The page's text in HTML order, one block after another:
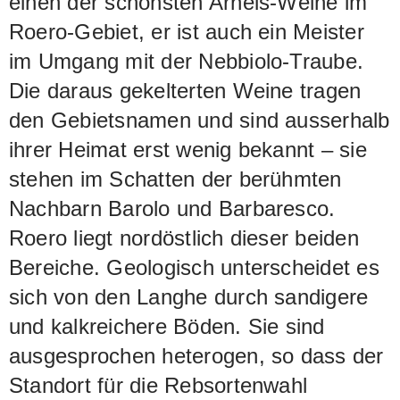
Roero-Gebiet, er ist auch ein Meister
im Umgang mit der Nebbiolo-Traube.
Die daraus gekelterten Weine tragen
den Gebietsnamen und sind ausserhalb
ihrer Heimat erst wenig bekannt – sie
stehen im Schatten der berühmten
Nachbarn Barolo und Barbaresco.
Roero liegt nordöstlich dieser beiden
Bereiche. Geologisch unterscheidet es
sich von den Langhe durch sandigere
und kalkreichere Böden. Sie sind
ausgesprochen heterogen, so dass der
Standort für die Rebsortenwahl